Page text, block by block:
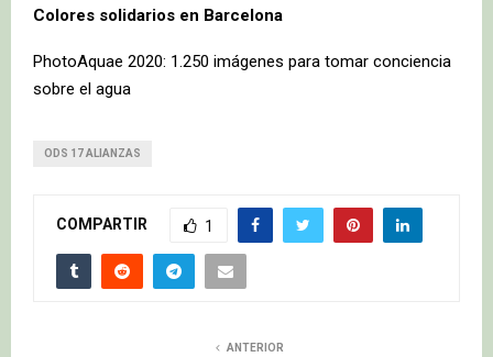
Colores solidarios en Barcelona
PhotoAquae 2020: 1.250 imágenes para tomar conciencia
sobre el agua
ODS 17 ALIANZAS
COMPARTIR 1
ANTERIOR